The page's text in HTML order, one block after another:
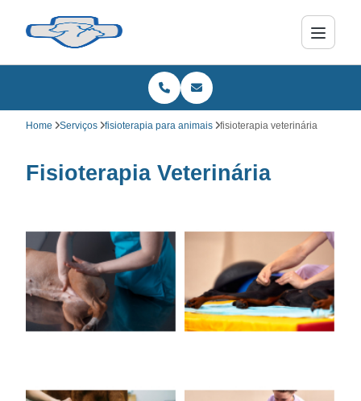
Home Serviços fisioterapia para animais fisioterapia veterinária
Fisioterapia Veterinária